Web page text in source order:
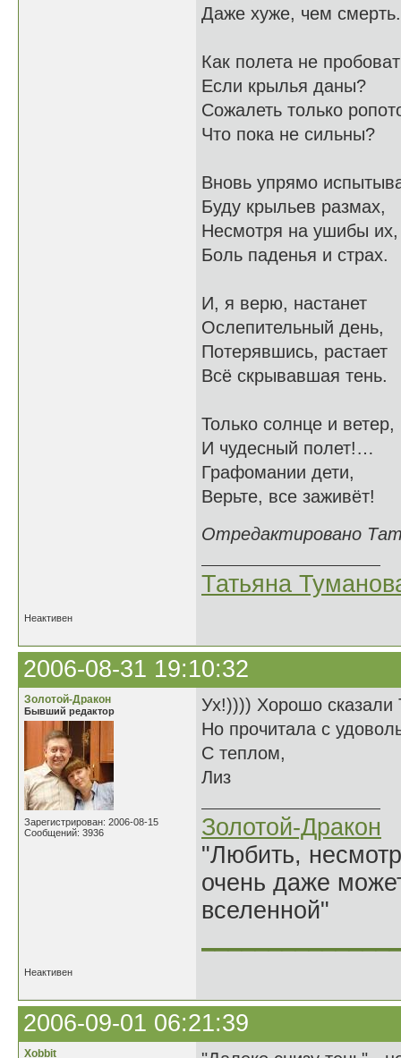
Даже хуже, чем смерть.
Как полета не
Если крылья даны?
Сожалеть только
Что пока не сильны?
Вновь упрямо
Буду крыльев размах,
Несмотря на ушибы их,
Боль паденья и страх.
И, я верю, настанет
Ослепительный день,
Потерявшись, растает
Всё скрывавшая тень.
Только солнце и ветер,
И чудесный полет!…
Графомании дети,
Верьте, все заживёт!
Отредактировано
Татьяна
Неактивен
2006-08-31 19:10:32
Золотой-Дракон
Бывший редактор
Зарегистрирован: 2006-08-15
Сообщений: 3936
Ух!)))) Хорошо
Но прочитала с
С теплом,
Лиз
Золотой-Дракон
"Любить,
очень даже
вселенной"
Неактивен
2006-09-01 06:21:39
Xobbit